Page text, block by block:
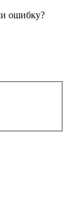
ошибку?